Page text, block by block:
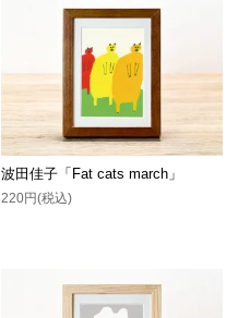
波田佳子「Fat cats march」
220円(税込)